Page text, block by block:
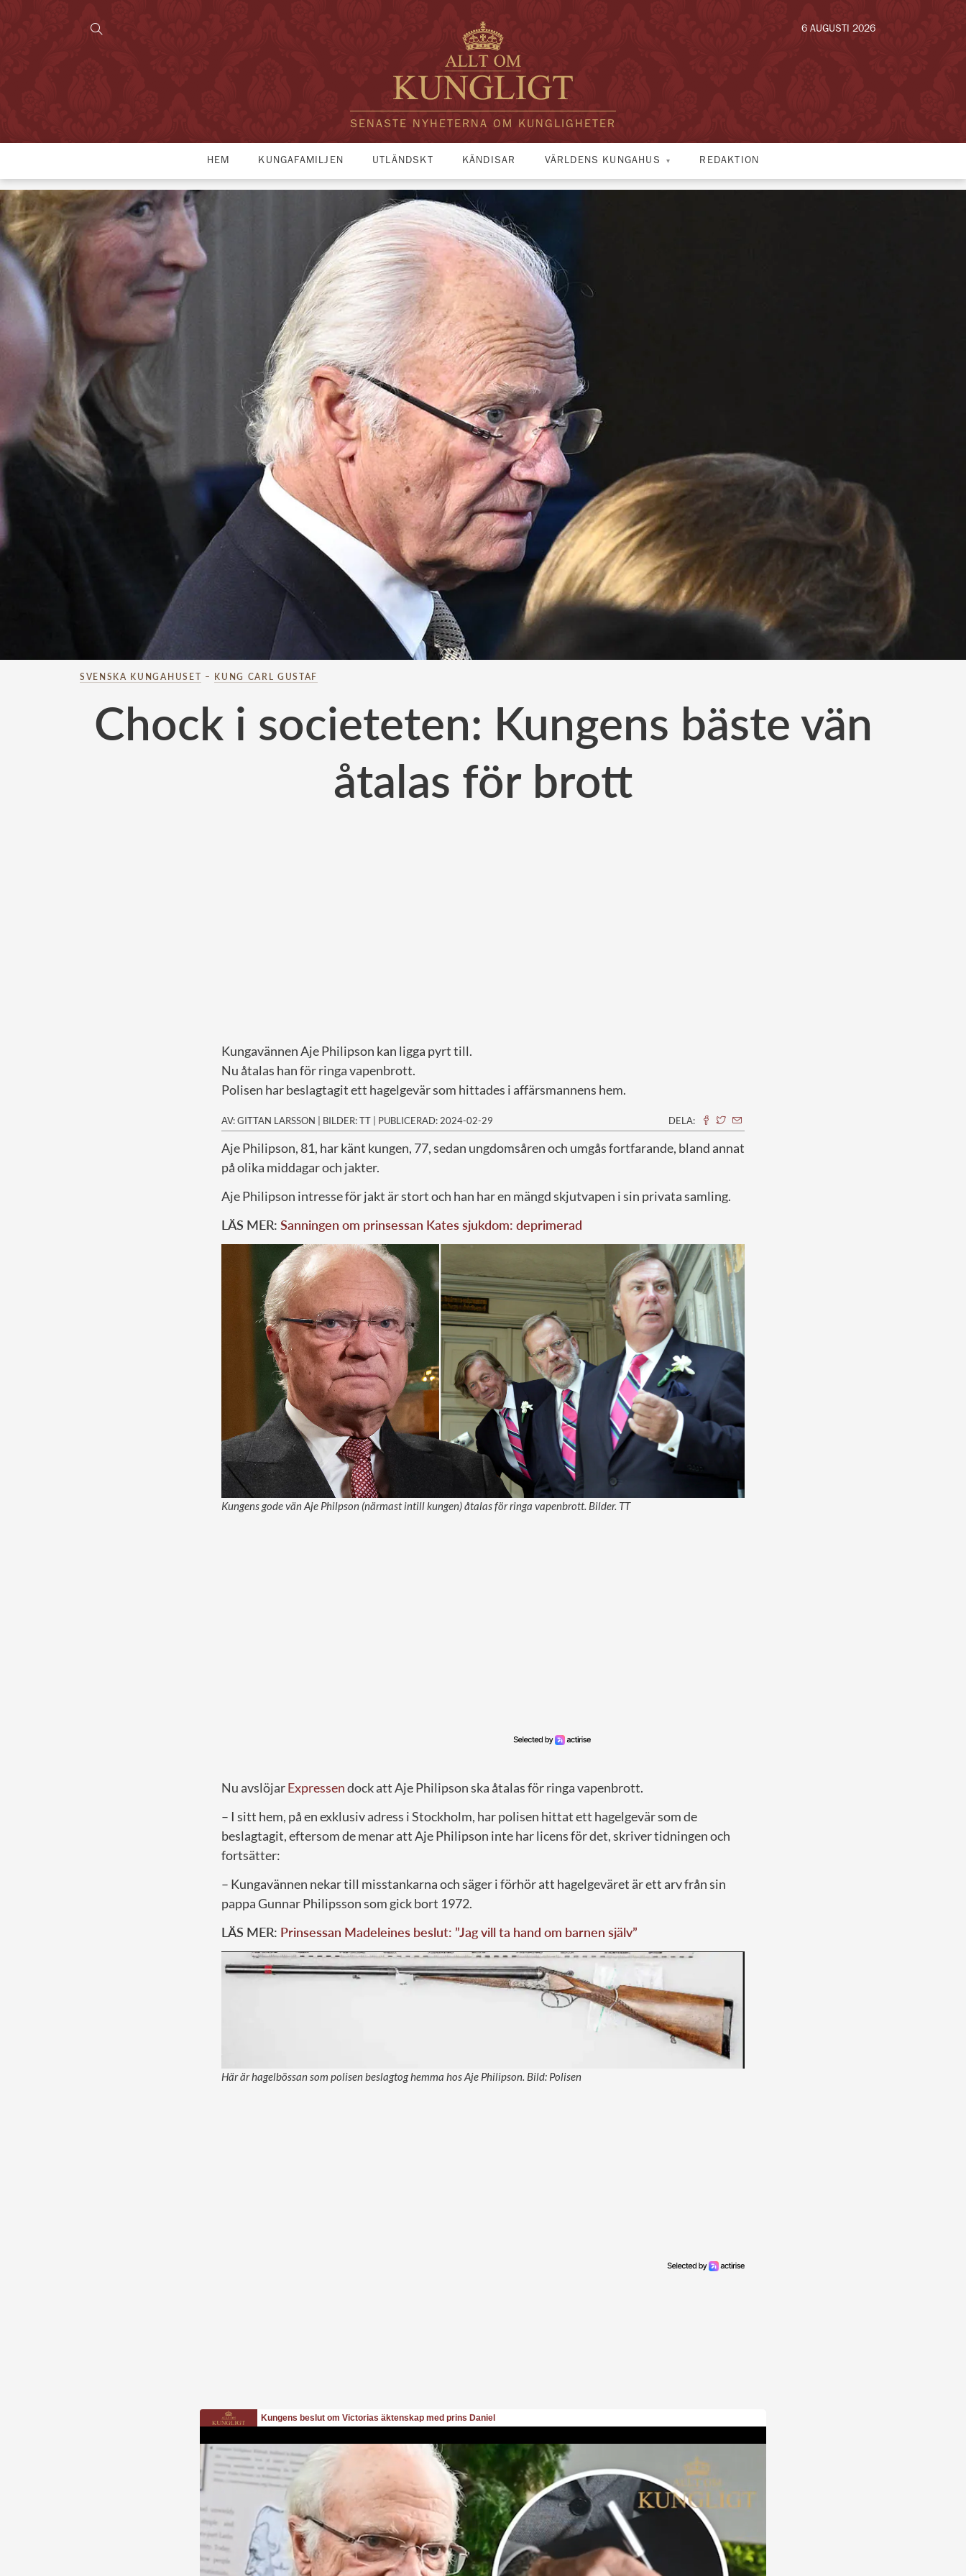
SENASTE NYHETERNA OM KUNGLIGHETER
6 AUGUSTI 2026
HEM KUNGAFAMILJEN UTLÄNDSKT KÄNDISAR VÄRLDENS KUNGAHUS REDAKTION
SVENSKA KUNGAHUSET – KUNG CARL GUSTAF
Chock i societeten: Kungens bäste vän
åtalas för brott
Kungavännen Aje Philipson kan ligga pyrt till.
Nu åtalas han för ringa vapenbrott.
Polisen har beslagtagit ett hagelgevär som hittades i affärsmannens hem.
AV: GITTAN LARSSON | BILDER: TT | PUBLICERAD: 2024-02-29 DELA:
Aje Philipson, 81, har känt kungen, 77, sedan ungdomsåren och umgås fortfarande, bland annat
på olika middagar och jakter.
Aje Philipson intresse för jakt är stort och han har en mängd skjutvapen i sin privata samling.
LÄS MER: Sanningen om prinsessan Kates sjukdom: deprimerad
Kungens gode vän Aje Philpson (närmast intill kungen) åtalas för ringa vapenbrott. Bilder. TT
Nu avslöjarExpressendock att Aje Philipson ska åtalas för ringa vapenbrott.
– I sitt hem, på en exklusiv adress i Stockholm, har polisen hittat ett hagelgevär som de
beslagtagit, eftersom de menar att Aje Philipson inte har licens för det, skriver tidningen och
fortsätter:
– Kungavännen nekar till misstankarna och säger i förhör att hagelgeväret är ett arv från sin
pappa Gunnar Philipsson som gick bort 1972.
LÄS MER: Prinsessan Madeleines beslut: ”Jag vill ta hand om barnen själv”
Här är hagelbössan som polisen beslagtog hemma hos Aje Philipson. Bild: Polisen